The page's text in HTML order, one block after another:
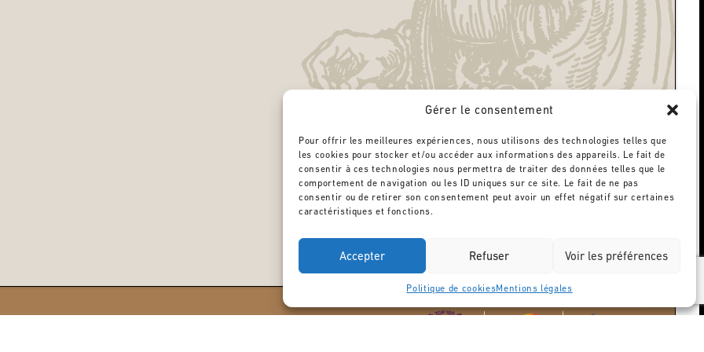
Gérer le consentement
Pour offrir les meilleures expériences, nous utilisons des technologies telles que
les cookies pour stocker et/ou accéder aux informations des appareils. Le fait de
consentir à ces technologies nous permettra de traiter des données telles que le
comportement de navigation ou les ID uniques sur ce site. Le fait de ne pas
consentir ou de retirer son consentement peut avoir un effet négatif sur certaines
caractéristiques et fonctions.
Accepter Refuser Voir les préférences
Politique de cookiesMentions légales